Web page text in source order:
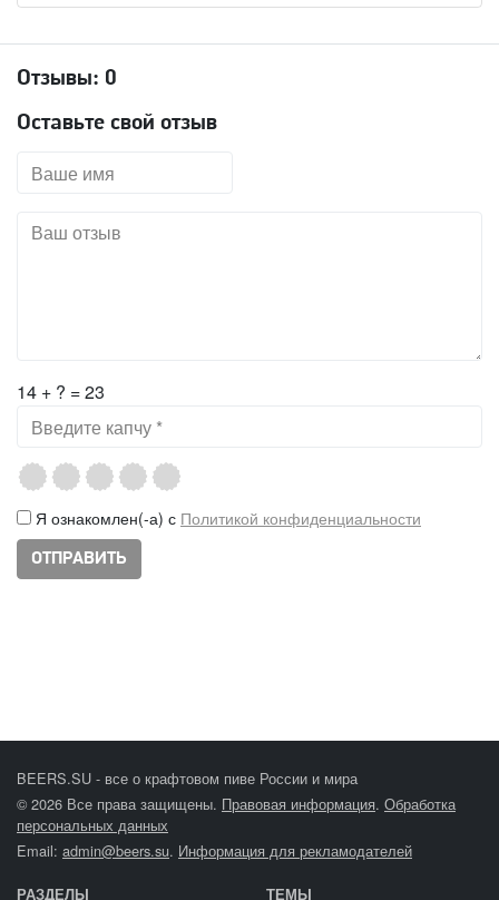
Отзывы: 0
Оставьте свой отзыв
14 + ? = 23
Я ознакомлен(-а) с Политикой конфиденциальности
BEERS.SU - все о крафтовом пиве России и мира
© 2026 Все права защищены. Правовая информация. Обработка
персональных данных
Email: admin@beers.su. Информация для рекламодателей
РАЗДЕЛЫ ТЕМЫ